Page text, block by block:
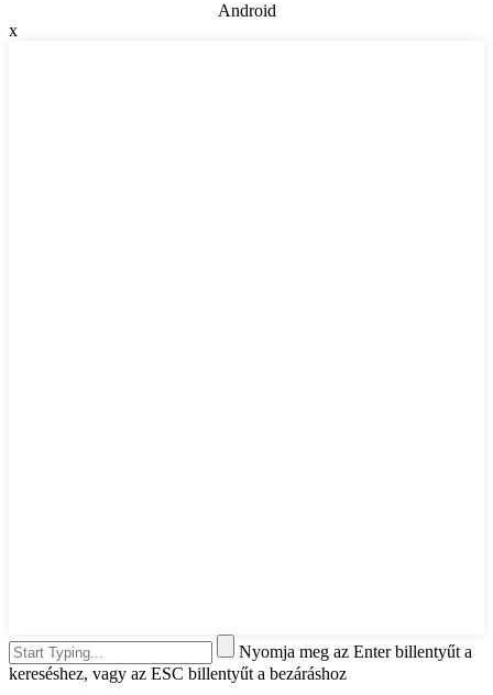
Android
x
Nyomja meg az Enter billentyűt a
kereséshez, vagy az ESC billentyűt a bezáráshoz